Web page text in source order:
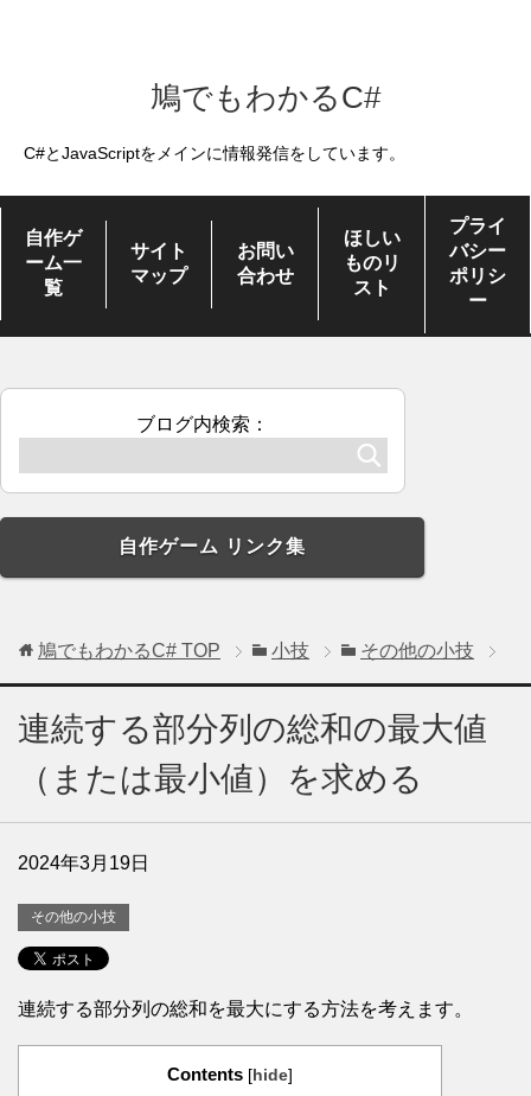
鳩でもわかるC#
C#とJavaScriptをメインに情報発信をしています。
自作ゲ
ーム一
覧
サイト
マップ
お問い
合わせ
ほしい
ものリ
スト
プライ
バシー
ポリシ
ー
ブログ内検索：
自作ゲーム リンク集
鳩でもわかるC# TOP 小技 その他の小技
連続する部分列の総和の最大値
（または最小値）を求める
2024年3月19日
その他の小技
連続する部分列の総和を最大にする方法を考えます。
Contents [ hide]